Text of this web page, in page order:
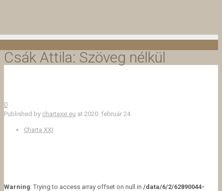
Csák Attila: Szöveg nélkül
0
Published by chartaxxi.eu at 2020. február 24.
Charta XXI
Warning: Trying to access array offset on null in /data/6/2/62890044-